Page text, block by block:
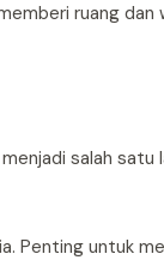
ruang
salah satu
Penting untuk